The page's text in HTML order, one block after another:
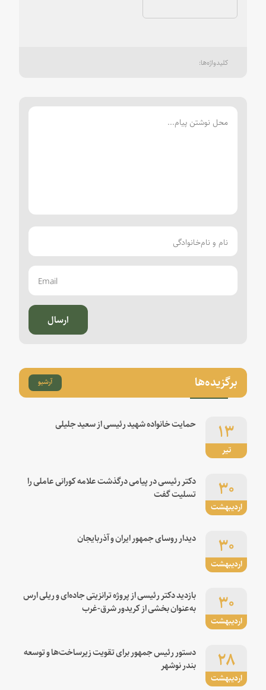
ارسال
برگزیده‌ها آرشیو
تیر
۱۳ حمایت خانواده شهید رئیسی از سعید جلیلی
اردیبهشت
۳۰
دکتر رئیسی در پیامی درگذشت علامه کورانی عاملی را
تسلیت گفت
اردیبهشت
۳۰ دیدار روسای جمهور ایران و آذربایجان
اردیبهشت
۳۰
بازدید دکتر رئیسی از پروژه ترانزیتی جاده‌ای و ریلی ارس
به‌عنوان بخشی از کریدور شرق-غرب
اردیبهشت
۲۸
دستور رئیس جمهور برای تقویت زیرساخت‌ها و توسعه
بندر نوشهر